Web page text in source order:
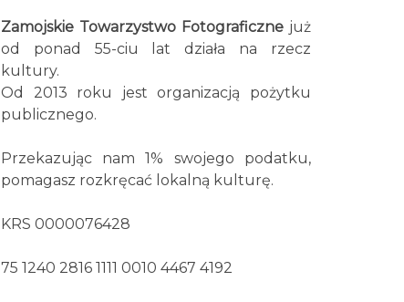
Zamojskie Towarzystwo Fotograficzne już
od ponad 55-ciu lat działa na rzecz
kultury.
Od 2013 roku jest organizacją pożytku
publicznego.
Przekazując nam 1% swojego podatku,
pomagasz rozkręcać lokalną kulturę.
KRS 0000076428
75 1240 2816 1111 0010 4467 4192